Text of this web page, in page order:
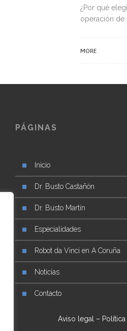
¿Por qué
operación de
MORE
PÁGINAS
Inicio
Dr. Busto Castañón
Dr. Busto Martín
Especialidades
Robot da Vinci en A Coruña
Noticias
Contacto
Aviso legal –